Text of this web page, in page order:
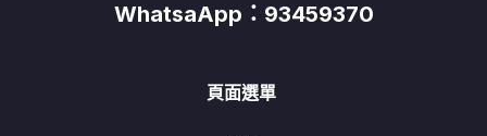
WhatsaApp：93459370
頁面選單